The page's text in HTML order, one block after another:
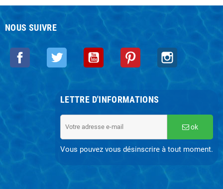
NOUS SUIVRE
Facebook Twitter YouTube Pinterest Instagram
LETTRE D'INFORMATIONS
ok
Vous pouvez vous désinscrire à tout moment.